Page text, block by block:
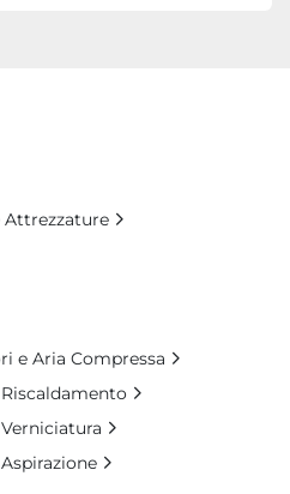
Attrezzature
e Aria Compressa